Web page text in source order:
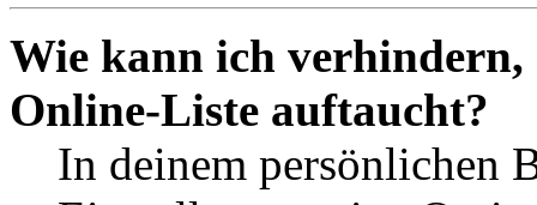
Wie kann ich verhindern,
Online-Liste auftaucht?
In deinem persönlichen